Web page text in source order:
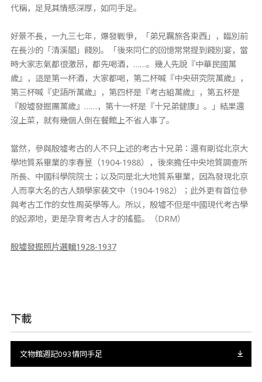
代稱，足見其情感深厚，如同手足。
好景不長，一九三七年，爆發戰爭，「弟兄羈旅各東西」，臨別前
在長沙的「清溪閣」餞別。「後來同仁的回憶常常提到餞別宴，當
時大家志氣都很激昂，都先喝酒，……。幾人先說『中華民國萬
歲』，這是第一杯酒，大家都喝，第二杯喊『中央研究院萬歲』，
第三杯喊『史語所萬歲』，第四杯是『考古組萬歲』，第五杯是
『殷墟發掘團萬歲』……，第十一杯是『十兄弟健康』。」結果還
沒上菜，就有幾個人倒在餐館上不省人事了。
當然，參與殷墟考古的人不只上述的考古十兄弟：還有剛從北京大
學地質系畢業的李春昱（1904-1988），後來擔任中央地質調查所
所長、中國科學院院士；以及同是北大地質系畢業，因為發現北京
人而享大名的古人類學家裴文中（1904-1982）；此外更有首位參
與考古工作的女性周英學等人。所以，殷墟不但是中國現代考古學
的起源地，更是孕育考古人才的搖籃。（DRM）
殷墟發掘照片選輯1928-1937
下載
文物館週記093情同手足